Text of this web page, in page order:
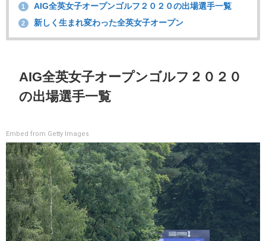
1 AIG全英女子オープンゴルフ２０２０の出場選手一覧
2 新しく生まれ変わった全英女子オープン
AIG全英女子オープンゴルフ２０２０
の出場選手一覧
Embed from Getty Images